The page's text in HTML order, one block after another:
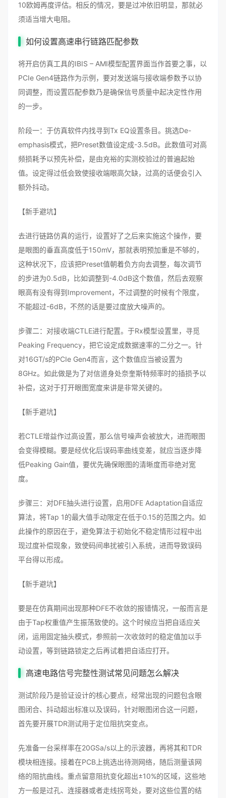
10欧姆再度评估。相反的情况，要是过冲依旧明显，那就必
须适当增大电阻。
如何设置高速串行链路匹配参数
将开启仿真工具的IBIS – AMI模型配置界面当作首要之事，以
PCIe Gen4链路作为示例，要对发送端与接收端参数予以协
同调整，而设置匹配参数乃是确保信号质量中起决定性作用
的一步。
阶段一：于仿真软件内找寻到Tx EQ设置条目。挑选De-
emphasis模式，把Preset数值设定成-3.5dB。此数值可对高
频损耗予以预先补偿，是由充裕的实测校验过的普遍起始
值。设定得过低会致使接收端眼高欠缺，过高的话便会引入
额外抖动。
【新手避坑】
去进行链路仿真的运行，设置好了之后来实施这个操作，要
是眼图的垂直高度低于150mV，那就表明预加重是不够的，
这种状况下，应该把Preset值朝着负方向去调整，每次调节
的步进为0.5dB，比如调整到-4.0dB这个数值，然后去观察
眼高有没有得到Improvement，不过调整的时候有个限度，
不能超过-6dB，不然的话是要过度放大噪声的。
步骤二：对接收端CTLE进行配置。于Rx模型设置里，寻觅
Peaking Frequency，把它设定成数据速率的二分之一。针
对16GT/s的PCIe Gen4而言，这个数值应当被设置为
8GHz。如此做是为了对信道身处奈奎斯特频率时的插损予以
补偿，这对于打开眼图宽度来讲是非常关键的。
【新手避坑】
若CTLE增益作过高设置，那么信号噪声会被放大，进而眼图
会变得模糊。要是经优化后误码率曲线变差，就应当逐步降
低Peaking Gain值，要优先确保眼图的清晰度而非绝对宽
度。
步骤三：对DFE抽头进行设置，启用DFE Adaptation自适应
算法，将Tap 1的最大值手动限定在低于0.15的范围之内。如
此操作的原因在于，避免算法于初始化不稳定情形过程中出
现过度补偿现象，致使码间串扰被引入系统，进而导致误码
平台得以形成。
【新手避坑】
要是在仿真期间出现那种DFE不收敛的报错情况，一般而言是
由于Tap权重值产生振荡致使的。这个时候应当把自适应关
闭，运用固定抽头模式，参照前一次收敛时的稳定值加以手
动设置，等到链路锁定之后再试着把自适应打开。
高速电路信号完整性测试常见问题怎么解决
测试阶段乃是验证设计的核心要点，经常出现的问题包含眼
图闭合、抖动超出标准以及误码，针对眼图闭合这一问题，
首先要开展TDR测试用于定位阻抗突变点。
先准备一台采样率在20GSa/s以上的示波器，再将其和TDR
模块相连接。接着在PCB上挑选出待测网络，随后测量该网
络的阻抗曲线。重点留意阻抗变化超出±10%的区域，这些地
方一般是过孔、连接器或者走线拐弯处，要对这些位置的结